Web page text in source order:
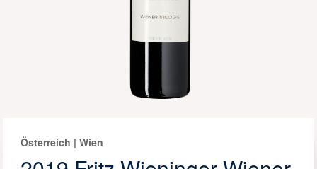
Österreich | Wien